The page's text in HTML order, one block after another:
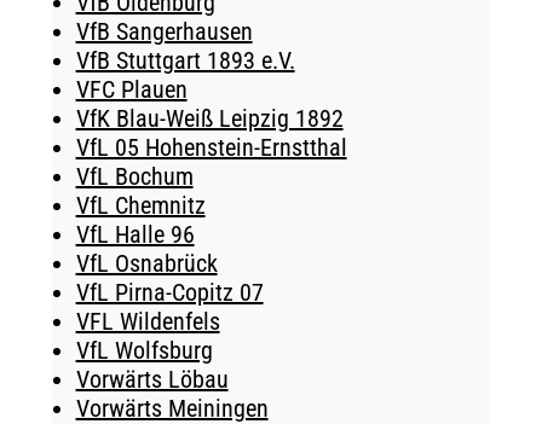
VfB Sangerhausen
VfB Stuttgart 1893 e.V.
VFC Plauen
VfK Blau-Weiß Leipzig 1892
VfL 05 Hohenstein-Ernstthal
VfL Bochum
VfL Chemnitz
VfL Halle 96
VfL Osnabrück
VfL Pirna-Copitz 07
VFL Wildenfels
VfL Wolfsburg
Vorwärts Löbau
Vorwärts Meiningen